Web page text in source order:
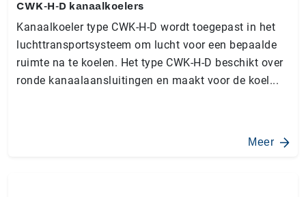
CWK-H-D kanaalkoelers
Kanaalkoeler type CWK-H-D wordt toegepast in het
luchttransportsysteem om lucht voor een bepaalde
ruimte na te koelen. Het type CWK-H-D beschikt over
ronde kanaalaansluitingen en maakt voor de koel...
Meer